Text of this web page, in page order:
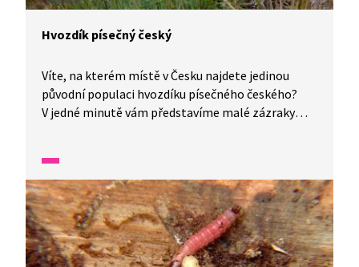
Hvozdík písečný český
Víte, na kterém místě v Česku najdete jedinou
původní populaci hvozdíku písečného českého?
V jedné minutě vám představíme malé zázraky